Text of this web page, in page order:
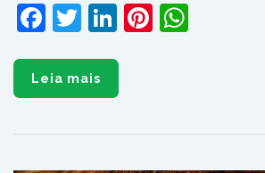
Facebook
Twitter
LinkedIn
Pinterest
Leia mais